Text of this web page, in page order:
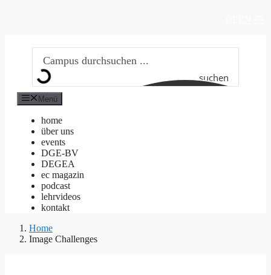
suchen
Menü
home
über uns
events
DGE-BV
DEGEA
ec magazin
podcast
lehrvideos
kontakt
Home
Image Challenges